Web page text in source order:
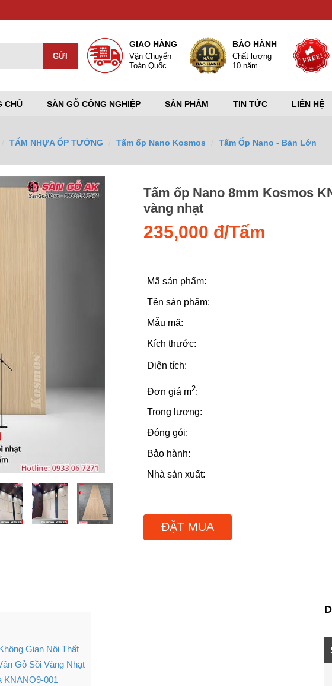
GIAO HÀNG
Vận Chuyển
Toàn Quốc
BẢO HÀNH
Chất lượng
10 năm
CHỦ SÀN GỖ CÔNG NGHIỆP SẢN PHẨM TIN TỨC LIÊN HỆ
TẤM NHỰA ỐP TƯỜNG Tấm ốp Nano Kosmos Tấm Ốp Nano - Bản Lớn
Tấm ốp Nano 8mm Kosmos
vàng nhạt
235,000 đ/Tấm
Mã sản phẩm:
Tên sản phẩm:
Mẫu mã:
Kích thước:
Diện tích:
Đơn giá m2:
Trọng lượng:
Đóng gói:
Bảo hành:
Nhà sản xuất:
ĐẶT MUA
Gian Nội Thất
Gỗ Sồi Vàng Nhạt
KNANO9-001